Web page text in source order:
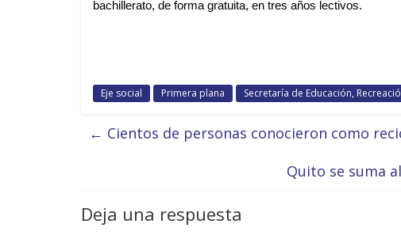
bachillerato, de forma gratuita, en tres años lectivos.
Eje social Primera plana Secretaría de Educación,
← Cientos de personas conocieron como
Quito se suma
Deja una respuesta